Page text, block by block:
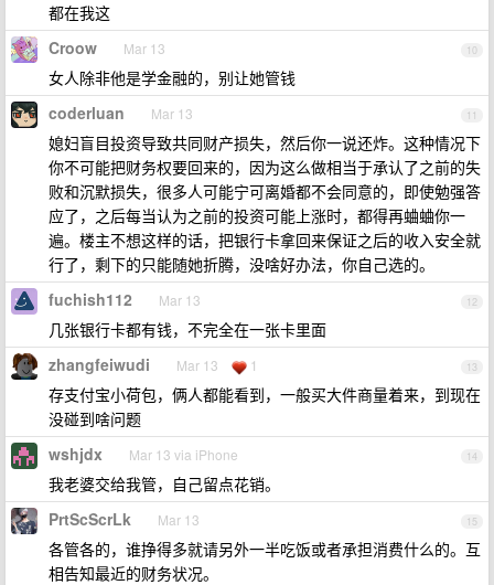
都在我这
10
Croow Mar 13
女人除非他是学金融的，别让她管钱
11
coderluan Mar 13
媳妇盲目投资导致共同财产损失，然后你一说还炸。这种情况下
你不可能把财务权要回来的，因为这么做相当于承认了之前的失
败和沉默损失，很多人可能宁可离婚都不会同意的，即使勉强答
应了，之后每当认为之前的投资可能上涨时，都得再蛐蛐你一
遍。楼主不想这样的话，把银行卡拿回来保证之后的收入安全就
行了，剩下的只能随她折腾，没啥好办法，你自己选的。
12
fuchish112 Mar 13
几张银行卡都有钱，不完全在一张卡里面
13
zhangfeiwudi Mar 13 1
存支付宝小荷包，俩人都能看到，一般买大件商量着来，到现在
没碰到啥问题
14
wshjdx Mar 13 via iPhone
我老婆交给我管，自己留点花销。
15
PrtScScrLk Mar 13
各管各的，谁挣得多就请另外一半吃饭或者承担消费什么的。互
相告知最近的财务状况。